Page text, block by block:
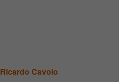
Ricardo Cavolo